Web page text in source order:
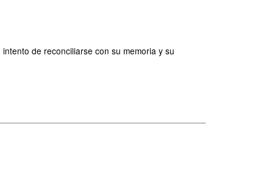
de reconciliarse con su memoria y su